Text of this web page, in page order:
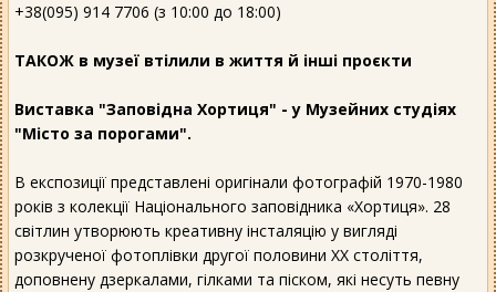
+38(095) 914 7706 (з 10:00 до 18:00)
ТАКОЖ в музеї втілили в життя й інші проєкти
Виставка "Заповідна Хортиця" - у Музейних студіях
"Місто за порогами".
В експозиції представлені оригінали фотографій 1970-1980
років з колекції Національного заповідника «Хортиця». 28
світлин утворюють креативну інсталяцію у вигляді
розкрученої фотоплівки другої половини XX століття,
доповнену дзеркалами, гілками та піском, які несуть певну